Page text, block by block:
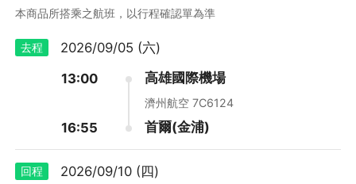
本商品所搭乘之航班，以行程確認單為準
去程
2026/09/05 (六)
13:00
高雄國際機場
濟州航空 7C6124
16:55 首爾(金浦)
回程
2026/09/10 (四)